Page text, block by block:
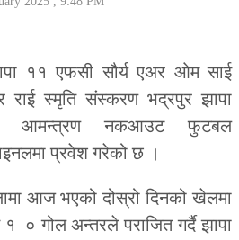
११ एफसी सौर्य एअर ओम साई
राई स्मृति संस्करण भद्रपुर झापा
आमन्त्रण नकआउट फुटबल
प्रवेश गरेको छ ।
आज भएको दोस्रो दिनको खेलमा
गोल अन्तरले पराजित गर्दै झापा